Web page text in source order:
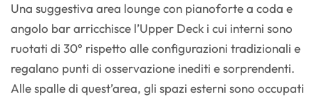
Una suggestiva area lounge con pianoforte a coda e
angolo bar arricchisce l’Upper Deck i cui interni sono
ruotati di 30° rispetto alle configurazioni tradizionali e
regalano punti di osservazione inediti e sorprendenti.
Alle spalle di quest’area, gli spazi esterni sono occupati